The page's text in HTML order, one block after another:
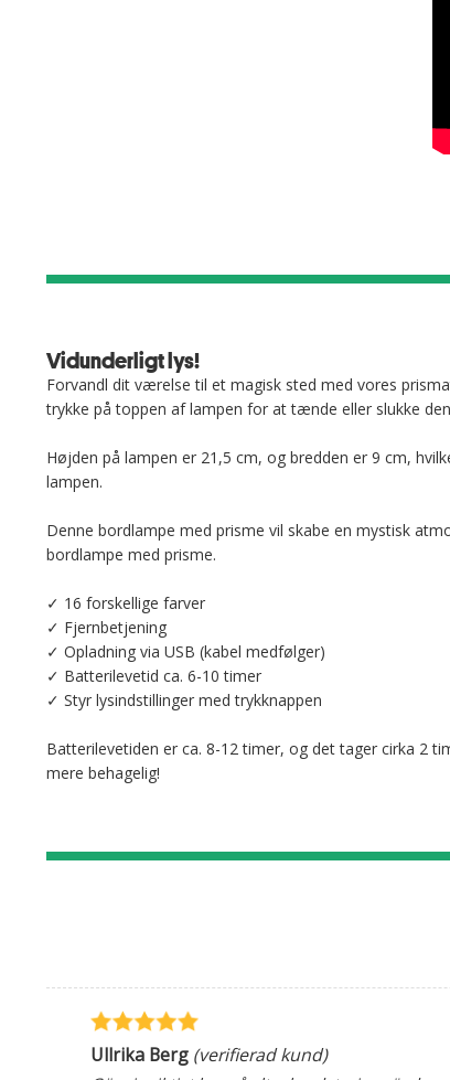
Vidunderligt lys!
Forvandl dit værelse til et magisk sted med vores
trykke på toppen af lampen for at tænde eller slukke
Højden på lampen er 21,5 cm, og bredden er 9 cm,
lampen.
Denne bordlampe med prisme vil skabe en mystisk
bordlampe med prisme.
✓ 16 forskellige farver
✓ Fjernbetjening
✓ Opladning via USB (kabel medfølger)
✓ Batterilevetid ca. 6-10 timer
✓ Styr lysindstillinger med trykknappen
Batterilevetiden er ca. 8-12 timer, og det tager cirka 2
mere behagelig!
Ullrika Berg (verifierad kund)